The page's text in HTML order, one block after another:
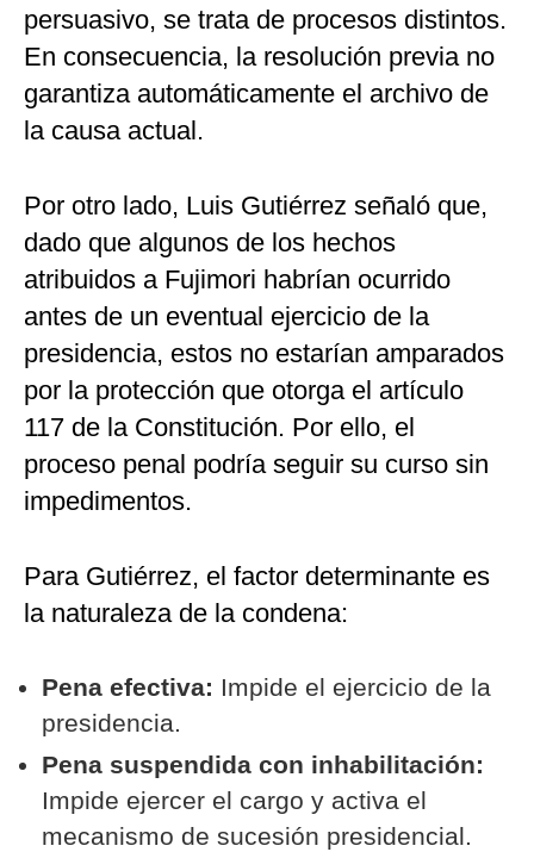
persuasivo, se trata de procesos distintos.
En consecuencia, la resolución previa no
garantiza automáticamente el archivo de
la causa actual.
Por otro lado, Luis Gutiérrez señaló que,
dado que algunos de los hechos
atribuidos a Fujimori habrían ocurrido
antes de un eventual ejercicio de la
presidencia, estos no estarían amparados
por la protección que otorga el artículo
117 de la Constitución. Por ello, el
proceso penal podría seguir su curso sin
impedimentos.
Para Gutiérrez, el factor determinante es
la naturaleza de la condena:
Pena efectiva: Impide el ejercicio de la
presidencia.
Pena suspendida con inhabilitación:
Impide ejercer el cargo y activa el
mecanismo de sucesión presidencial.